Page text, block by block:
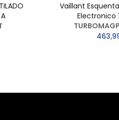
Vaillant
Electronico